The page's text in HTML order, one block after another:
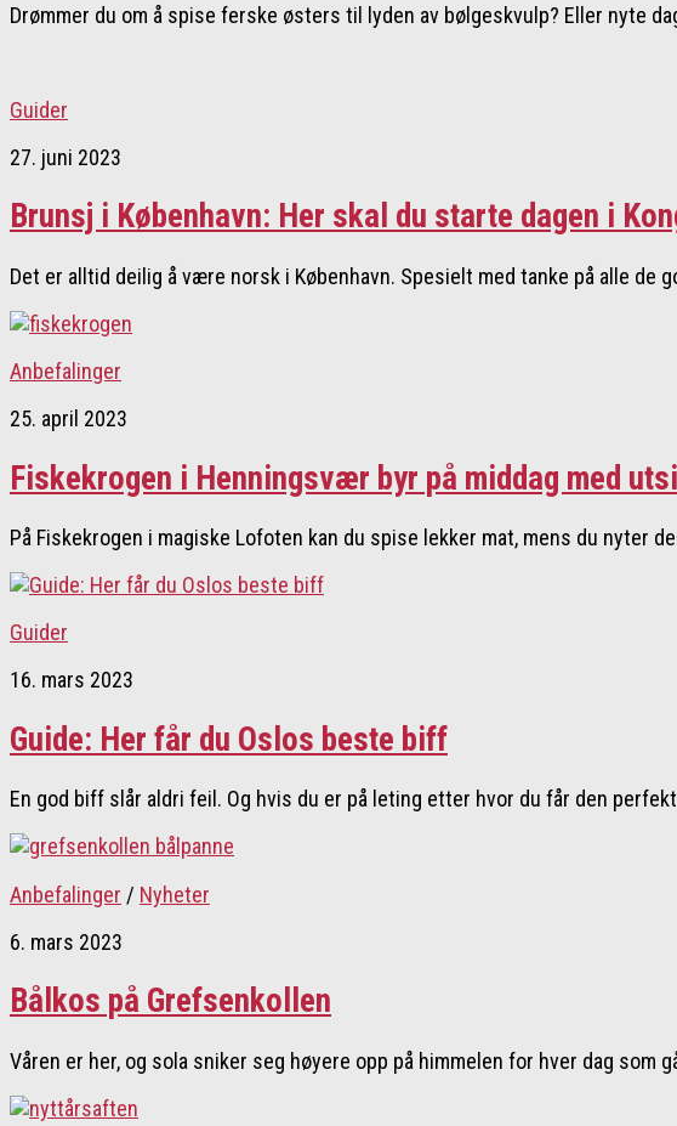
Drømmer du om å spise ferske østers til lyden av bølgeskvulp? Eller nyte
Guider
27. juni 2023
Brunsj i København: Her skal du starte dagen i
Det er alltid deilig å være norsk i København. Spesielt med tanke på alle de
Anbefalinger
25. april 2023
Fiskekrogen i Henningsvær byr på middag med
På Fiskekrogen i magiske Lofoten kan du spise lekker mat, mens du nyter
Guider
16. mars 2023
Guide: Her får du Oslos beste biff
En god biff slår aldri feil. Og hvis du er på leting etter hvor du får den
Anbefalinger / Nyheter
6. mars 2023
Bålkos på Grefsenkollen
Våren er her, og sola sniker seg høyere opp på himmelen for hver dag som